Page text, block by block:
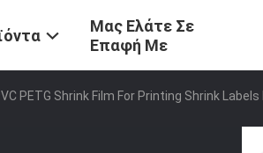
Μας Ελάτε Σε
Επαφή Με
PETG Shrink Film For Printing Shrink